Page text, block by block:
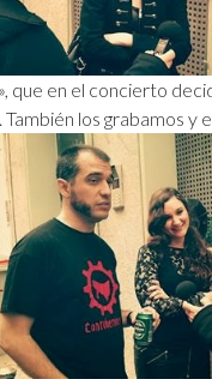
que en el concierto
los grabamos y